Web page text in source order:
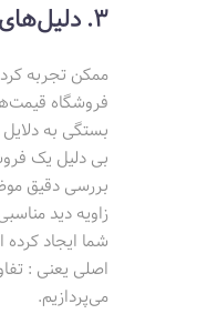
3. دلیل‌های دیگر؟
ممکن تجربه
فروشگاه
بستگی به
بی دلیل یک
بررسی دقیق
زاویه دید
شما ایجاد
اصلی یعنی :
می‌پردازیم.